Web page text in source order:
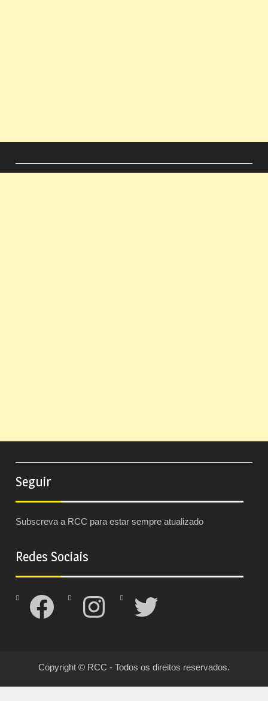
Seguir
Subscreva a RCC para estar sempre atualizado
Redes Sociais
Facebook Instagram Twitter
Copyright © RCC - Todos os direitos reservados.